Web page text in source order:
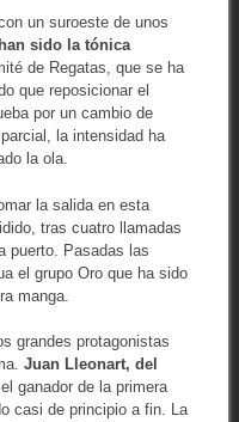
un suroeste de unos
sido la tónica
de Regatas, que se ha
que reposicionar el
por un cambio de
la intensidad ha
la ola.
la salida en esta
tras cuatro llamadas
puerto. Pasadas las
el grupo Oro que ha sido
manga.
grandes protagonistas
Juan Lleonart, del
ganador de la primera
casi de principio a fin. La